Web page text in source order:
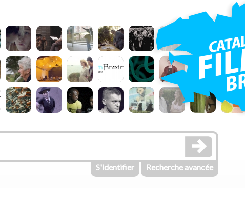
S'identifier Recherche avancée